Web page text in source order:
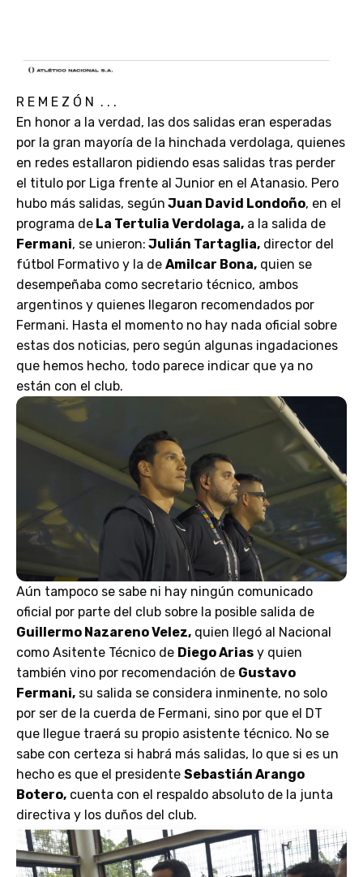
R E M E Z Ó N . . .
En honor a la verdad, las dos salidas eran esperadas
por la gran mayoría de la hinchada verdolaga, quienes
en redes estallaron pidiendo esas salidas tras perder
el titulo por Liga frente al Junior en el Atanasio. Pero
hubo más salidas, según Juan David Londoño, en el
programa de La Tertulia Verdolaga, a la salida de
Fermani, se unieron: Julián Tartaglia, director del
fútbol Formativo y la de Amilcar Bona, quien se
desempeñaba como secretario técnico, ambos
argentinos y quienes llegaron recomendados por
Fermani. Hasta el momento no hay nada oficial sobre
estas dos noticias, pero según algunas ingadaciones
que hemos hecho, todo parece indicar que ya no
están con el club.
Aún tampoco se sabe ni hay ningún comunicado
oficial por parte del club sobre la posible salida de
Guillermo Nazareno Velez, quien llegó al Nacional
como Asitente Técnico de Diego Arias y quien
también vino por recomendación de Gustavo
Fermani, su salida se considera inminente, no solo
por ser de la cuerda de Fermani, sino por que el DT
que llegue traerá su propio asistente técnico. No se
sabe con certeza si habrá más salidas, lo que si es un
hecho es que el presidente Sebastián Arango
Botero, cuenta con el respaldo absoluto de la junta
directiva y los duños del club.